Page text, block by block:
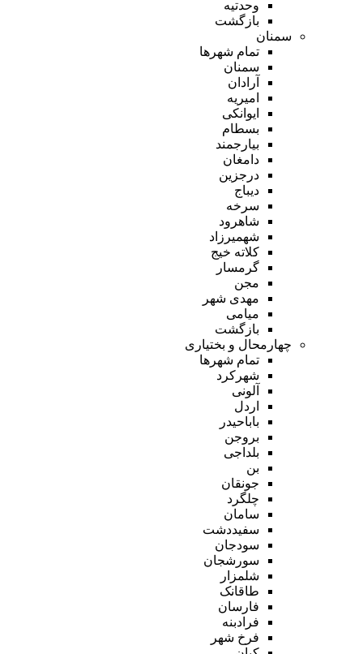
وحدتیه
بازگشت
سمنان
تمام شهر‌ها
سمنان
آرادان
امیریه
ایوانکی
بسطام
بیارجمند
دامغان
درجزین
دیباج
سرخه
شاهرود
شهمیرزاد
کلاته خیج
گرمسار
مجن
مهدی شهر
میامی
بازگشت
چهارمحال و بختیاری
تمام شهر‌ها
شهرکرد
آلونی
اردل
باباحیدر
بروجن
بلداجی
بن
جونقان
چلگرد
سامان
سفیددشت
سودجان
سورشجان
شلمزار
طاقانک
فارسان
فرادبنه
فرخ شهر